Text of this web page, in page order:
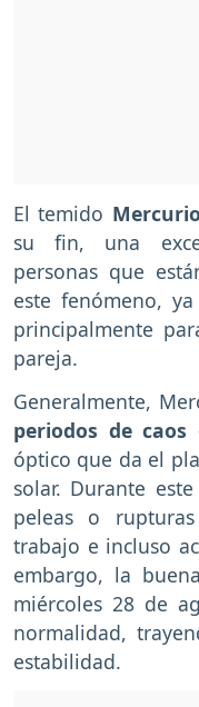
El temido
su fin, una
personas que
este fenómeno,
principalmente
pareja.
Generalmente,
periodos de
óptico que da el
solar. Durante
peleas o
trabajo e incluso
embargo, la
miércoles 28 de
normalidad,
estabilidad.